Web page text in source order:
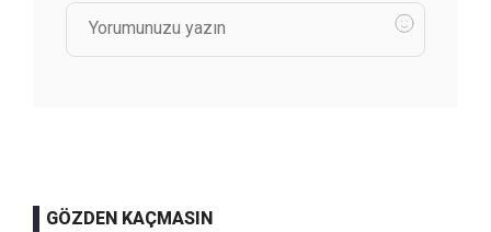
GÖZDEN KAÇMASIN